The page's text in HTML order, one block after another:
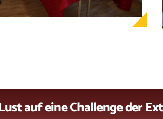
auf eine Challenge der